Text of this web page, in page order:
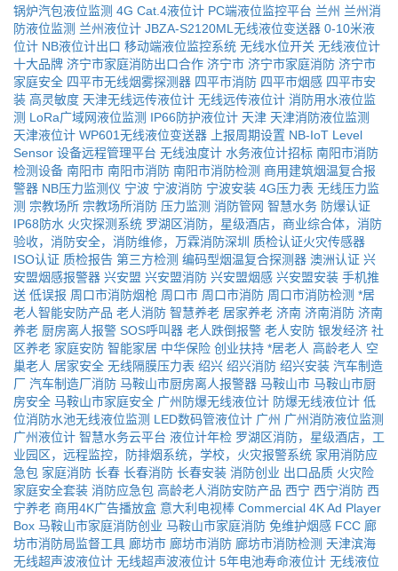
锅炉汽包液位监测 4G Cat.4液位计 PC端液位监控平台 兰州 兰州消
防液位监测 兰州液位计 JBZA-S2120ML无线液位变送器 0-10米液
位计 NB液位计出口 移动端液位监控系统 无线水位开关 无线液位计
十大品牌 济宁市家庭消防出口合作 济宁市 济宁市家庭消防 济宁市
家庭安全 四平市无线烟雾探测器 四平市消防 四平市烟感 四平市安
装 高灵敏度 天津无线远传液位计 无线远传液位计 消防用水液位监
测 LoRa广域网液位监测 IP66防护液位计 天津 天津消防液位监测
天津液位计 WP601无线液位变送器 上报周期设置 NB-IoT Level
Sensor 设备远程管理平台 无线浊度计 水务液位计招标 南阳市消防
检测设备 南阳市 南阳市消防 南阳市消防检测 商用建筑烟温复合报
警器 NB压力监测仪 宁波 宁波消防 宁波安装 4G压力表 无线压力监
测 宗教场所 宗教场所消防 压力监测 消防管网 智慧水务 防爆认证
IP68防水 火灾探测系统 罗湖区消防，星级酒店，商业综合体，消防
验收，消防安全，消防维修，万霖消防深圳 质检认证火灾传感器
ISO认证 质检报告 第三方检测 编码型烟温复合探测器 澳洲认证 兴
安盟烟感报警器 兴安盟 兴安盟消防 兴安盟烟感 兴安盟安装 手机推
送 低误报 周口市消防烟枪 周口市 周口市消防 周口市消防检测 *居
老人智能安防产品 老人消防 智慧养老 居家养老 济南 济南消防 济南
养老 厨房离人报警 SOS呼叫器 老人跌倒报警 老人安防 银发经济 社
区养老 家庭安防 智能家居 中华保险 创业扶持 *居老人 高龄老人 空
巢老人 居家安全 无线隔膜压力表 绍兴 绍兴消防 绍兴安装 汽车制造
厂 汽车制造厂消防 马鞍山市厨房离人报警器 马鞍山市 马鞍山市厨
房安全 马鞍山市家庭安全 广州防爆无线液位计 防爆无线液位计 低
位消防水池无线液位监测 LED数码管液位计 广州 广州消防液位监测
广州液位计 智慧水务云平台 液位计年检 罗湖区消防，星级酒店，工
业园区，远程监控，防排烟系统，学校，火灾报警系统 家用消防应
急包 家庭消防 长春 长春消防 长春安装 消防创业 出口品质 火灾险
家庭安全套装 消防应急包 高龄老人消防安防产品 西宁 西宁消防 西
宁养老 商用4K广告播放盒 意大利电视棒 Commercial 4K Ad Player
Box 马鞍山市家庭消防创业 马鞍山市家庭消防 免维护烟感 FCC 廊
坊市消防局监督工具 廊坊市 廊坊市消防 廊坊市消防检测 天津滨海
无线超声波液位计 无线超声波液位计 5年电池寿命液位计 无线液位